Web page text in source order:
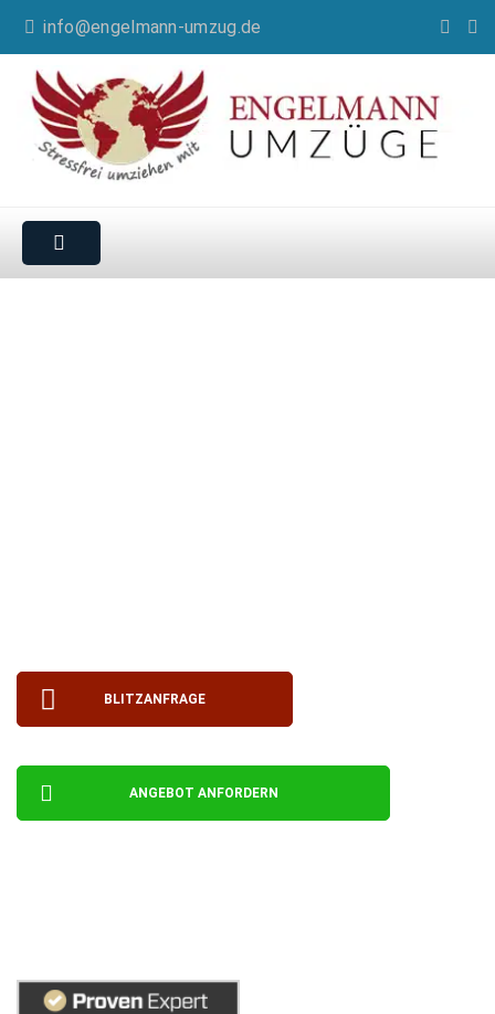
info@engelmann-umzug.de
BLITZANFRAGE
ANGEBOT ANFORDERN